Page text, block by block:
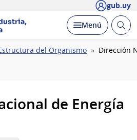
gub.uy
Desplegar
Menú Abrir
del Organismo Dirección
de Energía